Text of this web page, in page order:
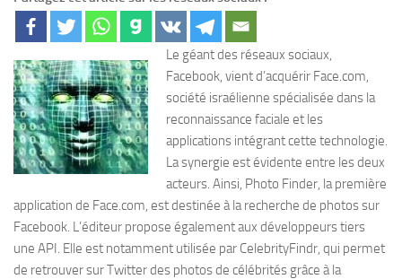
Le géant des réseaux sociaux,
Facebook, vient d’acquérir Face.com,
société israélienne spécialisée dans la
reconnaissance faciale et les
applications intégrant cette technologie.
La synergie est évidente entre les deux
acteurs. Ainsi, Photo Finder, la première
application de Face.com, est destinée à la recherche de photos sur
Facebook. L’éditeur propose également aux développeurs tiers
une API. Elle est notamment utilisée par CelebrityFindr, qui permet
de retrouver sur Twitter des photos de célébrités grâce à la